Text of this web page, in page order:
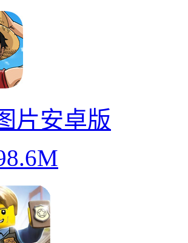
片安卓版